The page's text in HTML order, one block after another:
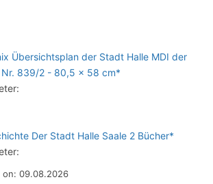
Übersichtsplan der Stadt Halle MDI der
Nr. 839/2 - 80,5 x 58 cm*
Der Stadt Halle Saale 2 Bücher*
on: 09.08.2026